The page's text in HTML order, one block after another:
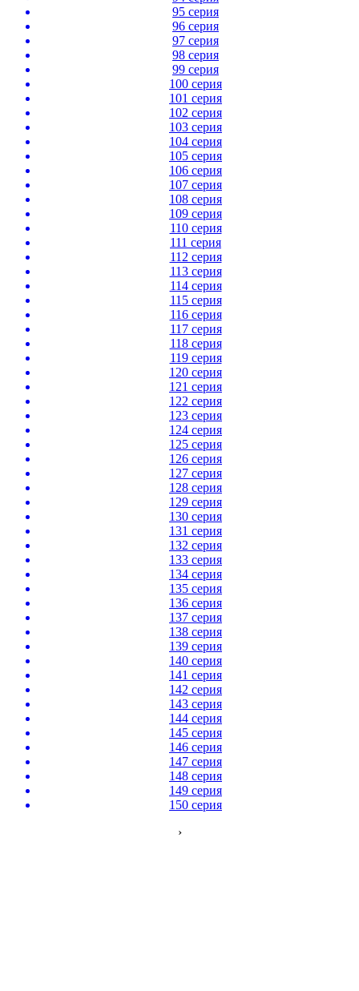
95 серия
96 серия
97 серия
98 серия
99 серия
100 серия
101 серия
102 серия
103 серия
104 серия
105 серия
106 серия
107 серия
108 серия
109 серия
110 серия
111 серия
112 серия
113 серия
114 серия
115 серия
116 серия
117 серия
118 серия
119 серия
120 серия
121 серия
122 серия
123 серия
124 серия
125 серия
126 серия
127 серия
128 серия
129 серия
130 серия
131 серия
132 серия
133 серия
134 серия
135 серия
136 серия
137 серия
138 серия
139 серия
140 серия
141 серия
142 серия
143 серия
144 серия
145 серия
146 серия
147 серия
148 серия
149 серия
150 серия
›